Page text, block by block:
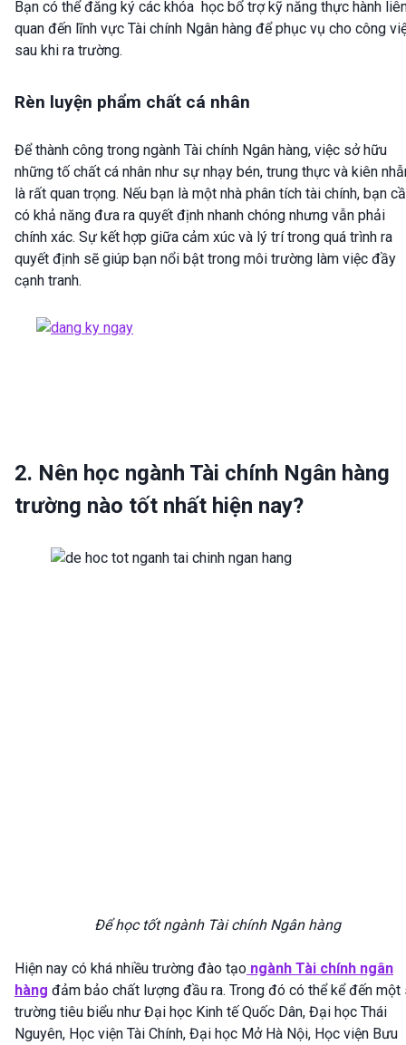
Bạn có thể đăng ký các khóa học bổ trợ kỹ năng thực hành
quan đến lĩnh vực Tài chính Ngân hàng để phục vụ cho công
sau khi ra trường.
Rèn luyện phẩm chất cá nhân
Để thành công trong ngành Tài chính Ngân hàng, việc sở hữu
những tố chất cá nhân như sự nhạy bén, trung thực và kiên
là rất quan trọng. Nếu bạn là một nhà phân tích tài chính, bạn
có khả năng đưa ra quyết định nhanh chóng nhưng vẫn phải
chính xác. Sự kết hợp giữa cảm xúc và lý trí trong quá trình ra
quyết định sẽ giúp bạn nổi bật trong môi trường làm việc đầy
cạnh tranh.
2. Nên học ngành Tài chính Ngân hàng
trường nào tốt nhất hiện nay?
Để học tốt ngành Tài chính Ngân hàng
Hiện nay có khá nhiều trường đào tạo ngành Tài chính ngân
hàng đảm bảo chất lượng đầu ra. Trong đó có thể kể đến một
trường tiêu biểu như Đại học Kinh tế Quốc Dân, Đại học Thái
Nguyên, Học viện Tài Chính, Đại học Mở Hà Nội, Học viện Bưu